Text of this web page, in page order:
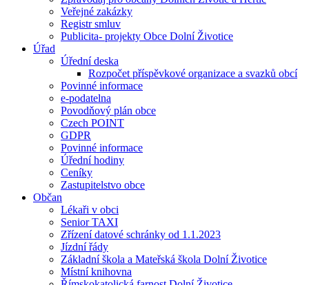
Veřejné zakázky
Registr smluv
Publicita- projekty Obce Dolní Životice
Úřad
Úřední deska
Rozpočet příspěvkové organizace a svazků obcí
Povinné informace
e-podatelna
Povodňový plán obce
Czech POINT
GDPR
Povinné informace
Úřední hodiny
Ceníky
Zastupitelstvo obce
Občan
Lékaři v obci
Senior TAXI
Zřízení datové schránky od 1.1.2023
Jízdní řády
Základní škola a Mateřská škola Dolní Životice
Místní knihovna